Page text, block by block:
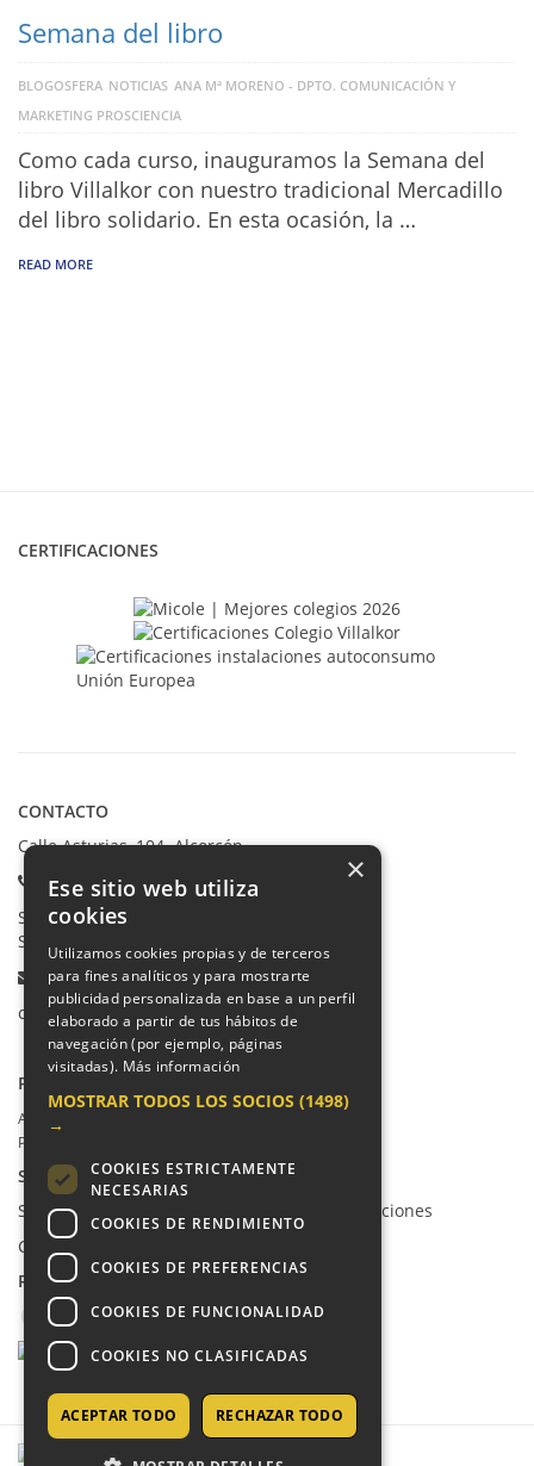
Semana del libro
BLOGOSFERA NOTICIAS ANA Mª MORENO - DPTO. COMUNICACIÓN Y
MARKETING PROSCIENCIA
Como cada curso, inauguramos la Semana del
libro Villalkor con nuestro tradicional Mercadillo
del libro solidario. En esta ocasión, la …
READ MORE
CERTIFICACIONES
CONTACTO
Calle Asturias, 104. Alcorcón
Teléfonos:
Secretaría Ppal:
Secretaría Infantil:
Email:
colegio@villalkor.com
PRIVACIDAD
Aviso legal / Política de privacidad
Política de cookies
SUGERENCIAS Y CANAL DE DENUNCIAS
Sugerencias, Quejas, Reclamaciones y Felicitaciones
Canal de denuncias
REDES SOCIALES
×
Ese sitio web utiliza
cookies
Utilizamos cookies propias y de terceros
para fines analíticos y para mostrarte
publicidad personalizada en base a un perfil
elaborado a partir de tus hábitos de
navegación (por ejemplo, páginas
visitadas). Más información
MOSTRAR TODOS LOS SOCIOS (1498)
→
COOKIES ESTRICTAMENTE
NECESARIAS
COOKIES DE RENDIMIENTO
COOKIES DE PREFERENCIAS
COOKIES DE FUNCIONALIDAD
COOKIES NO CLASIFICADAS
ACEPTAR TODO RECHAZAR TODO